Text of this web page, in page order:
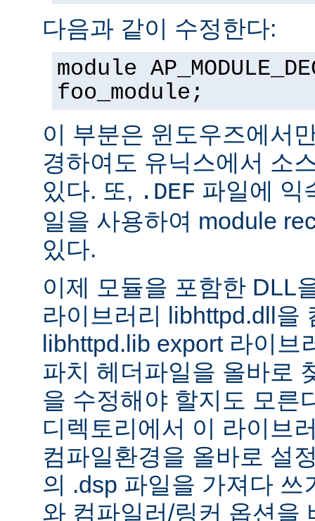
다음과 같이 수정한다:
module
foo_module;
이 부분은 윈도우즈에서
경하여도 유닉스에서 소
있다. 또, .DEF 파일에 익
일을 사용하여 module
있다.
이제 모듈을 포함한 DLL
라이브러리 libhttpd.dll을
libhttpd.lib export 라이브
파치 헤더파일을 올바로
을 수정해야 할지도 모른
디렉토리에서 이 라이브
컴파일환경을 올바로 설
의 .dsp 파일을 가져다 쓰
와 컴파일러/링커 옵션을